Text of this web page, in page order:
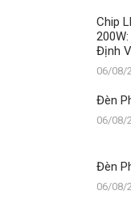
Chip
Định
06/08/
Đèn
06/08/
Đèn
06/08/